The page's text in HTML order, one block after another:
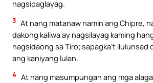
nagsipaglayag.
3 At nang matanaw namin ang Chipre,
dakong kaliwa ay nagsilayag kaming
nagsidaong sa Tiro; sapagka’t ilulunsad
ang kaniyang lulan.
4 At nang masumpungan ang mga